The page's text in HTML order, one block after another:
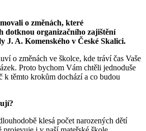
o změnách, které
dotknou organizačního zajištění
J. A. Komenského v České Skalici.
o změnách ve školce, kde tráví čas Vaše
Proto bychom Vám chtěli jednoduše
k těmto krokům dochází a co budou
klesá počet narozených dětí